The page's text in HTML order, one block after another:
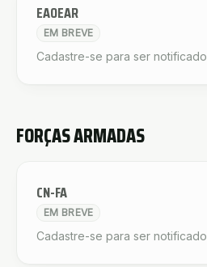
EAOEAR
EM BREVE
Cadastre-se para ser notificado
FORÇAS ARMADAS
CN-FA
EM BREVE
Cadastre-se para ser notificado